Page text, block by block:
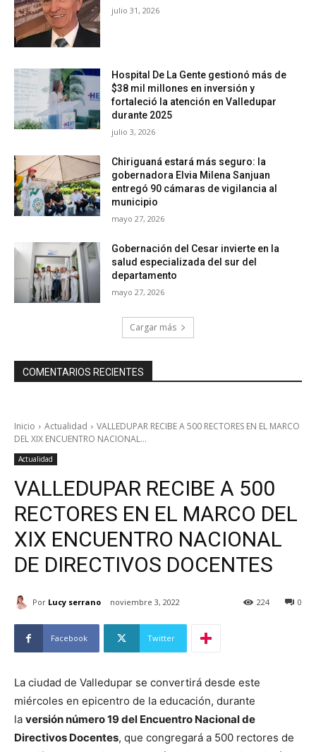
julio 31, 2026
Hospital De La Gente gestionó más de
$38 mil millones en inversión y
fortaleció la atención en Valledupar
durante 2025
julio 3, 2026
Chiriguaná estará más seguro: la
gobernadora Elvia Milena Sanjuan
entregó 90 cámaras de vigilancia al
municipio
mayo 27, 2026
Gobernación del Cesar invierte en la
salud especializada del sur del
departamento
mayo 27, 2026
Cargar más
COMENTARIOS RECIENTES